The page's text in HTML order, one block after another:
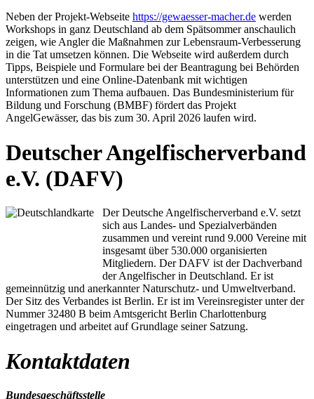
Neben der Projekt-Webseite https://gewaesser-macher.de werden
Workshops in ganz Deutschland ab dem Spätsommer anschaulich
zeigen, wie Angler die Maßnahmen zur Lebensraum-Verbesserung
in die Tat umsetzen können. Die Webseite wird außerdem durch
Tipps, Beispiele und Formulare bei der Beantragung bei Behörden
unterstützen und eine Online-Datenbank mit wichtigen
Informationen zum Thema aufbauen. Das Bundesministerium für
Bildung und Forschung (BMBF) fördert das Projekt
AngelGewässer, das bis zum 30. April 2026 laufen wird.
Deutscher Angelfischerverband
e.V. (DAFV)
Der Deutsche Angelfischerverband e.V. setzt
sich aus Landes- und Spezialverbänden
zusammen und vereint rund 9.000 Vereine mit
insgesamt über 530.000 organisierten
Mitgliedern. Der DAFV ist der Dachverband
der Angelfischer in Deutschland. Er ist
gemeinnützig und anerkannter Naturschutz- und Umweltverband.
Der Sitz des Verbandes ist Berlin. Er ist im Vereinsregister unter der
Nummer 32480 B beim Amtsgericht Berlin Charlottenburg
eingetragen und arbeitet auf Grundlage seiner Satzung.
Kontaktdaten
Bundesgeschäftsstelle